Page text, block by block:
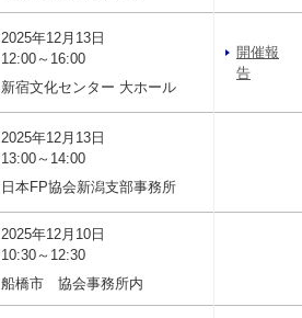
2025年12月13日
12:00～16:00
新宿文化センター 大ホール
開催報
告
2025年12月13日
13:00～14:00
日本FP協会新潟支部事務所
2025年12月10日
10:30～12:30
船橋市 協会事務所内